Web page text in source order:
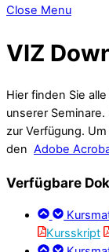
Close Menu
VIZ
Hier finden Sie
unserer
zur Verfügung.
den Adobe
Verfügbare
Kursskript